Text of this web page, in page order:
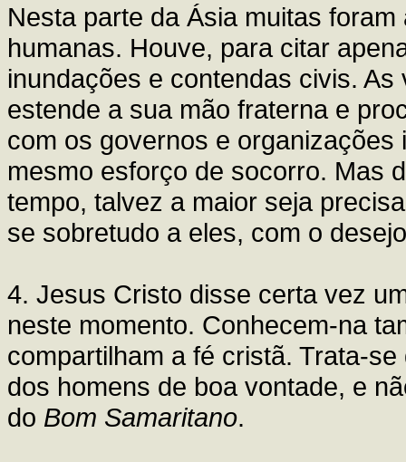
Nesta parte da Ásia muitas
humanas. Houve, para citar
inundações e contendas civis.
estende a sua mão fraterna e
com os governos e
mesmo esforço de socorro. Mas
tempo, talvez a maior seja
se sobretudo a eles, com o
4. Jesus Cristo disse certa vez
neste momento. Conhecem-na
compartilham a fé cristã. Trata-
dos homens de boa vontade, e
do Bom Samaritano.